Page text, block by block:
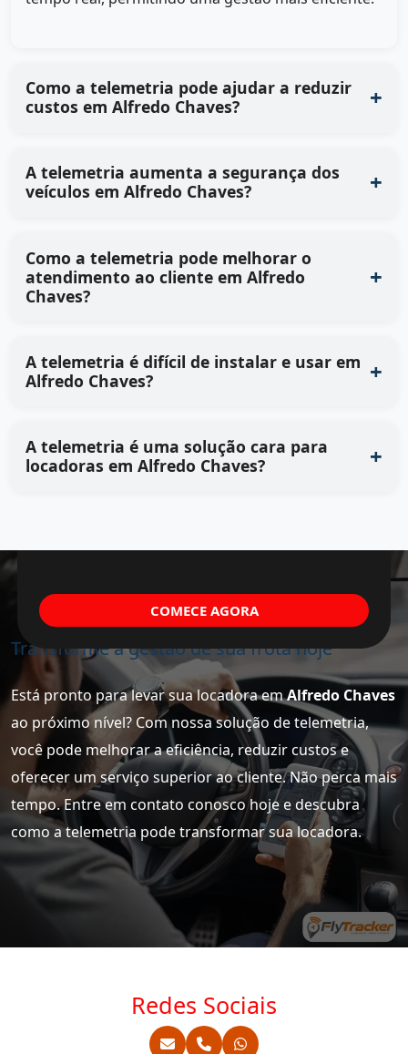
Como a telemetria pode ajudar a reduzir
custos em Alfredo Chaves?
A telemetria aumenta a segurança dos
veículos em Alfredo Chaves?
Como a telemetria pode melhorar o
atendimento ao cliente em Alfredo
Chaves?
A telemetria é difícil de instalar e usar em
Alfredo Chaves?
A telemetria é uma solução cara para
locadoras em Alfredo Chaves?
Transforme a gestão de sua frota hoje
Está pronto para levar sua locadora emAlfredo Chaves
ao próximo nível? Com nossa solução de telemetria,
você pode melhorar a eficiência, reduzir custos e
oferecer um serviço superior ao cliente. Não perca mais
tempo. Entre em contato conosco hoje e descubra
como a telemetria pode transformar sua locadora.
COMECE AGORA
Redes Sociais